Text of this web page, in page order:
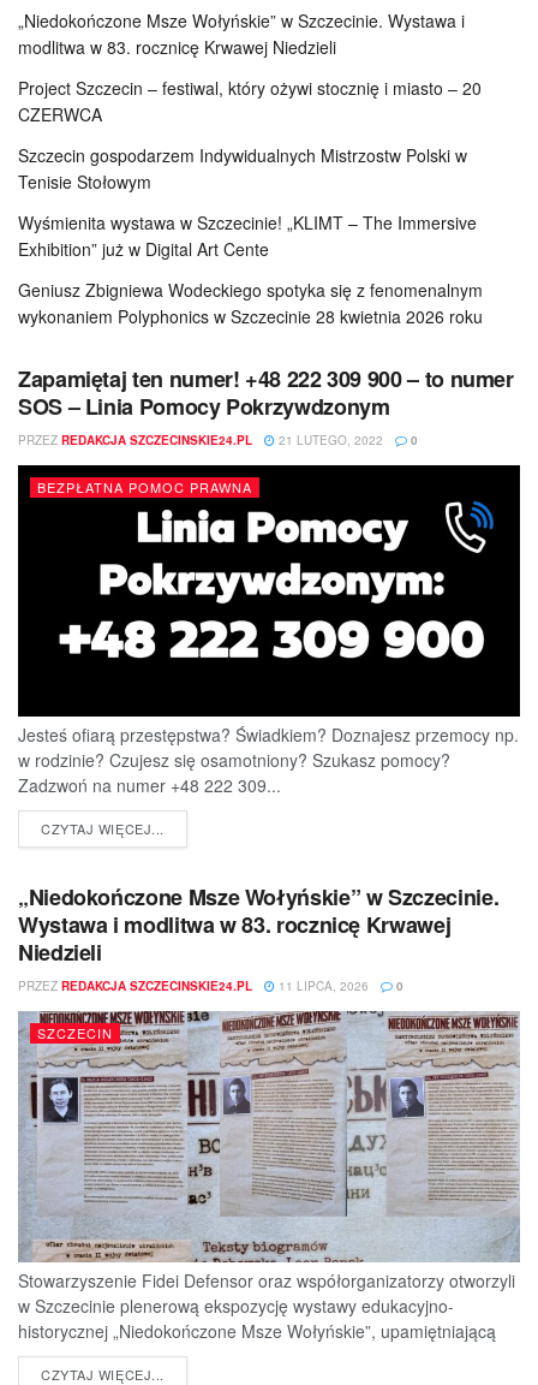
„Niedokończone Msze Wołyńskie” w Szczecinie. Wystawa i
modlitwa w 83. rocznicę Krwawej Niedzieli
Project Szczecin – festiwal, który ożywi stocznię i miasto – 20
CZERWCA
Szczecin gospodarzem Indywidualnych Mistrzostw Polski w
Tenisie Stołowym
Wyśmienita wystawa w Szczecinie! „KLIMT – The Immersive
Exhibition” już w Digital Art Cente
Geniusz Zbigniewa Wodeckiego spotyka się z fenomenalnym
wykonaniem Polyphonics w Szczecinie 28 kwietnia 2026 roku
Zapamiętaj ten numer! +48 222 309 900 – to numer
SOS – Linia Pomocy Pokrzywdzonym
PRZEZ REDAKCJA SZCZECINSKIE24.PL 21 LUTEGO, 2022 0
BEZPŁATNA POMOC PRAWNA
Jesteś ofiarą przestępstwa? Świadkiem? Doznajesz przemocy np.
w rodzinie? Czujesz się osamotniony? Szukasz pomocy?
Zadzwoń na numer +48 222 309...
CZYTAJ WIĘCEJ...
„Niedokończone Msze Wołyńskie” w Szczecinie.
Wystawa i modlitwa w 83. rocznicę Krwawej
Niedzieli
PRZEZ REDAKCJA SZCZECINSKIE24.PL 11 LIPCA, 2026 0
SZCZECIN
Stowarzyszenie Fidei Defensor oraz współorganizatorzy otworzyli
w Szczecinie plenerową ekspozycję wystawy edukacyjno-
historycznej „Niedokończone Msze Wołyńskie”, upamiętniającą
ofiary jednej z najtragiczniejszych...
CZYTAJ WIĘCEJ...